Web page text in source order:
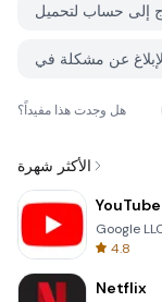
هل وجدت هذا مفيداً؟
الأكثر شهرة
YouTube
Google
4.8
Netflix